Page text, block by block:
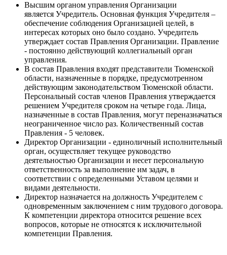
Высшим органом управления Организации
является Учредитель. Основная функция Учредителя –
обеспечение соблюдения Организацией целей, в
интересах которых оно было создано. Учредитель
утверждает состав Правления Организации. Правление
- постоянно действующий коллегиальный орган
управления.
В состав Правления входят представители Тюменской
области, назначенные в порядке, предусмотренном
действующим законодательством Тюменской области.
Персональный состав членов Правления утверждается
решением Учредителя сроком на четыре года. Лица,
назначенные в состав Правления, могут переназначаться
неограниченное число раз. Количественный состав
Правления - 5 человек.
Директор Организации - единоличный исполнительный
орган, осуществляет текущее руководство
деятельностью Организации и несет персональную
ответственность за выполнение им задач, в
соответствии с определенными Уставом целями и
видами деятельности.
Директор назначается на должность Учредителем с
одновременным заключением с ним трудового договора.
К компетенции директора относится решение всех
вопросов, которые не относятся к исключительной
компетенции Правления.